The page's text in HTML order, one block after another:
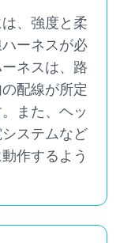
、強度と柔
ーネスが必
ネスは、路
配線が所定
また、ヘッ
ステムなど
作するよう